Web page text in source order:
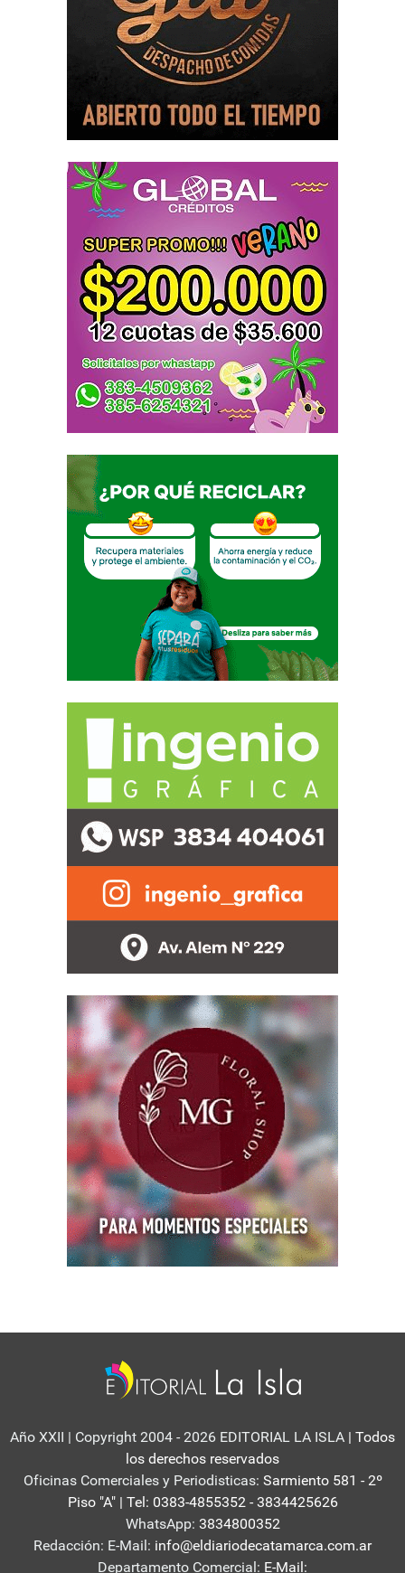
Año XXII | Copyright 2004 - 2026 EDITORIAL LA ISLA | Todos
los derechos reservados
Oficinas Comerciales y Periodisticas: Sarmiento 581 - 2º
Piso "A" | Tel: 0383-4855352 - 3834425626
WhatsApp: 3834800352
Redacción: E-Mail: info@eldiariodecatamarca.com.ar
Departamento Comercial: E-Mail: